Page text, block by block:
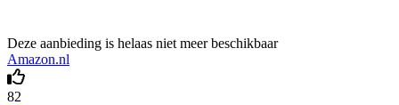
Deze aanbieding is helaas niet meer beschikbaar
Amazon.nl
82